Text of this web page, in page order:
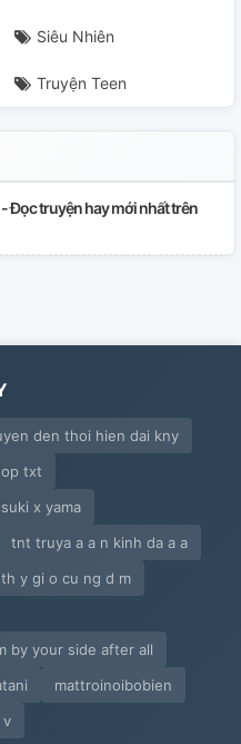
Siêu Nhiên
Truyện Teen
Đọc truyện hay mới nhất trên
den thoi hien dai kny
txt
x yama
tnt truya a a n kinh da a a
th y gi o cu ng d m
by your side after all
mattroinoibobien
v